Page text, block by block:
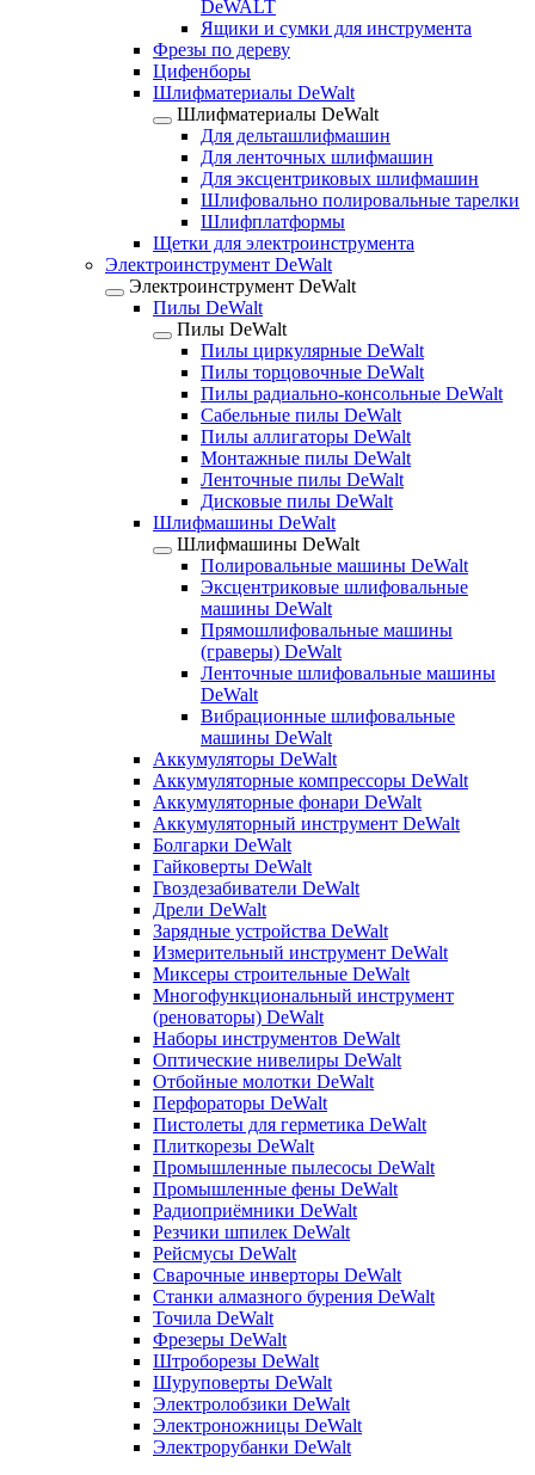
DeWALT
Ящики и сумки для инструмента
Фрезы по дереву
Цифенборы
Шлифматериалы DeWalt
Шлифматериалы DeWalt
Для дельташлифмашин
Для ленточных шлифмашин
Для эксцентриковых шлифмашин
Шлифовально полировальные тарелки
Шлифплатформы
Щетки для электроинструмента
Электроинструмент DeWalt
Электроинструмент DeWalt
Пилы DeWalt
Пилы DeWalt
Пилы циркулярные DeWalt
Пилы торцовочные DeWalt
Пилы радиально-консольные DeWalt
Сабельные пилы DeWalt
Пилы аллигаторы DeWalt
Монтажные пилы DeWalt
Ленточные пилы DeWalt
Дисковые пилы DeWalt
Шлифмашины DeWalt
Шлифмашины DeWalt
Полировальные машины DeWalt
Эксцентриковые шлифовальные
машины DeWalt
Прямошлифовальные машины
(граверы) DeWalt
Ленточные шлифовальные машины
DeWalt
Вибрационные шлифовальные
машины DeWalt
Аккумуляторы DeWalt
Аккумуляторные компрессоры DeWalt
Аккумуляторные фонари DeWalt
Аккумуляторный инструмент DeWalt
Болгарки DeWalt
Гайковерты DeWalt
Гвоздезабиватели DeWalt
Дрели DeWalt
Зарядные устройства DeWalt
Измерительный инструмент DeWalt
Миксеры строительные DeWalt
Многофункциональный инструмент
(реноваторы) DeWalt
Наборы инструментов DeWalt
Оптические нивелиры DeWalt
Отбойные молотки DeWalt
Перфораторы DeWalt
Пистолеты для герметика DeWalt
Плиткорезы DeWalt
Промышленные пылесосы DeWalt
Промышленные фены DeWalt
Радиоприёмники DeWalt
Резчики шпилек DeWalt
Рейсмусы DeWalt
Сварочные инверторы DeWalt
Станки алмазного бурения DeWalt
Точила DeWalt
Фрезеры DeWalt
Штроборезы DeWalt
Шуруповерты DeWalt
Электролобзики DeWalt
Электроножницы DeWalt
Электрорубанки DeWalt